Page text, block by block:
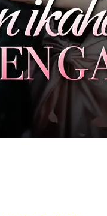
peran rahasia.
rintangan, saling